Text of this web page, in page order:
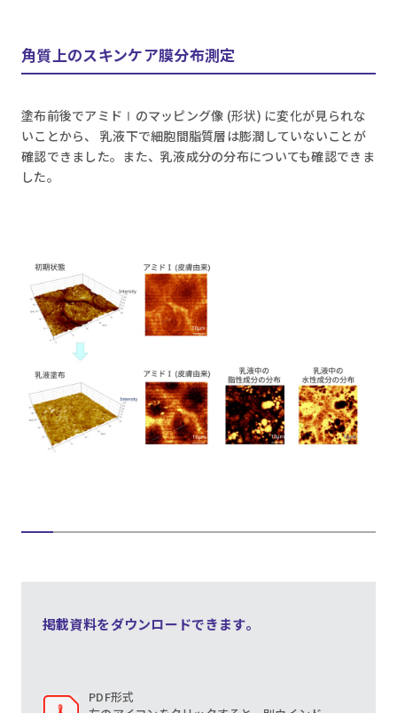
角質上のスキンケア膜分布測定
塗布前後でアミドⅠのマッピング像 (形状) に変化が見られな
いことから、 乳液下で細胞間脂質層は膨潤していないことが
確認できました。また、乳液成分の分布についても確認できま
した。
掲載資料をダウンロードできます。
PDF形式